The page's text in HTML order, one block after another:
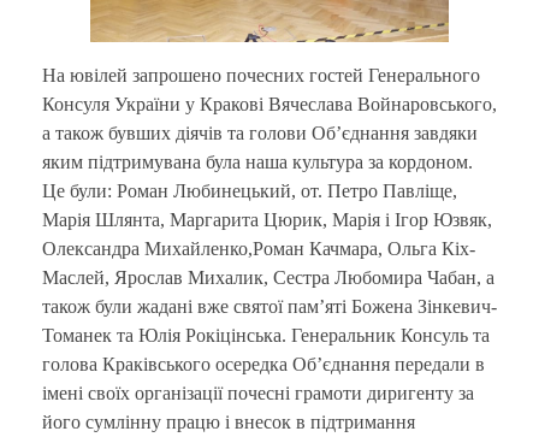
На ювілей запрошено почесних гостей Генерального
Консуля України у Кракові Вячеслава Войнаровського,
а також бувших діячів та голови Об’єднання завдяки
яким підтримувана була наша культура за кордоном.
Це були: Роман Любинецький, от. Петро Павліще,
Марія Шлянта, Маргарита Цюрик, Марія і Ігор Юзвяк,
Олександра Михайленко,Роман Качмара, Ольга Кіх-
Маслей, Ярослав Михалик, Сестра Любомира Чабан, а
також були жадані вже святої пам’яті Божена Зінкевич-
Томанек та Юлія Рокіцінська. Генеральник Консуль та
голова Краківського осередка Об’єднання передали в
імені своїх організації почесні грамоти диригенту за
його сумлінну працю і внесок в підтримання